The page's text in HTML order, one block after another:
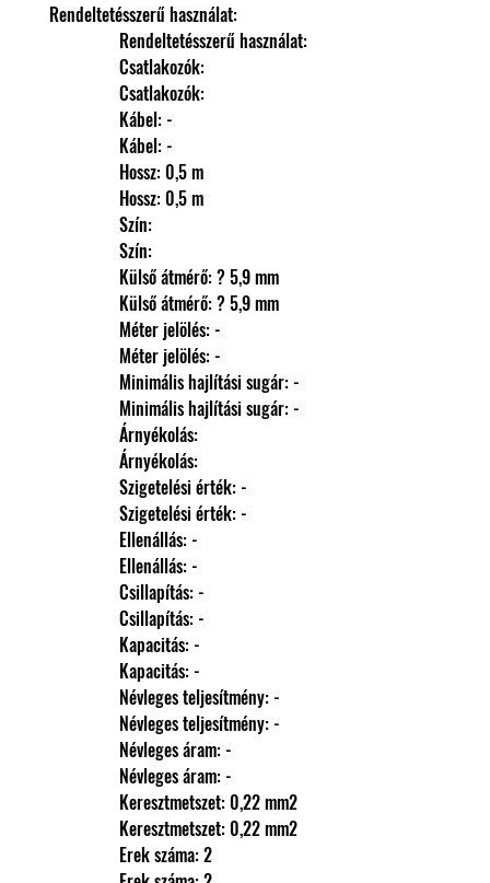
Rendeltetésszerű használat:
                Rendeltetésszerű használat:
                Csatlakozók:
                Csatlakozók:
                Kábel: -
                Kábel: -
                Hossz: 0,5 m
                Hossz: 0,5 m
                Szín:
                Szín:
                Külső átmérő: ? 5,9 mm
                Külső átmérő: ? 5,9 mm
                Méter jelölés: -
                Méter jelölés: -
                Minimális hajlítási sugár: -
                Minimális hajlítási sugár: -
                Árnyékolás:
                Árnyékolás:
                Szigetelési érték: -
                Szigetelési érték: -
                Ellenállás: -
                Ellenállás: -
                Csillapítás: -
                Csillapítás: -
                Kapacitás: -
                Kapacitás: -
                Névleges teljesítmény: -
                Névleges teljesítmény: -
                Névleges áram: -
                Névleges áram: -
                Keresztmetszet: 0,22 mm2
                Keresztmetszet: 0,22 mm2
                Erek száma: 2